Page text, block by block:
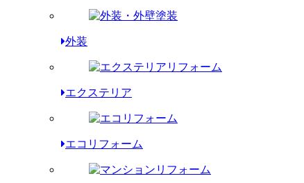
外装
エクステリア
エコリフォーム